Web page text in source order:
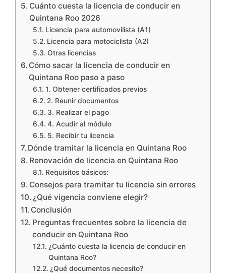
Cuánto cuesta la licencia de conducir en
Quintana Roo 2026
Licencia para automovilista (A1)
Licencia para motociclista (A2)
Otras licencias
Cómo sacar la licencia de conducir en
Quintana Roo paso a paso
1. Obtener certificados previos
2. Reunir documentos
3. Realizar el pago
4. Acudir al módulo
5. Recibir tu licencia
Dónde tramitar la licencia en Quintana Roo
Renovación de licencia en Quintana Roo
Requisitos básicos:
Consejos para tramitar tu licencia sin errores
¿Qué vigencia conviene elegir?
Conclusión
Preguntas frecuentes sobre la licencia de
conducir en Quintana Roo
¿Cuánto cuesta la licencia de conducir en
Quintana Roo?
¿Qué documentos necesito?